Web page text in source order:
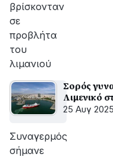
βρίσκονταν
σε
προβλήτα
του
λιμανιού
Σορός
Λιμενικό
25 Αυγ
Συναγερμός
σήμανε